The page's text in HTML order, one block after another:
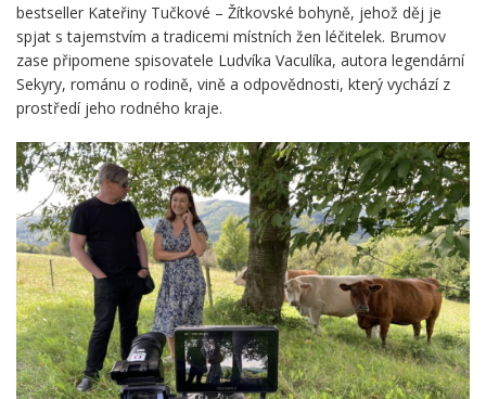
bestseller Kateřiny Tučkové – Žítkovské bohyně, jehož děj je
spjat s tajemstvím a tradicemi místních žen léčitelek. Brumov
zase připomene spisovatele Ludvíka Vaculíka, autora legendární
Sekyry, románu o rodině, vině a odpovědnosti, který vychází z
prostředí jeho rodného kraje.